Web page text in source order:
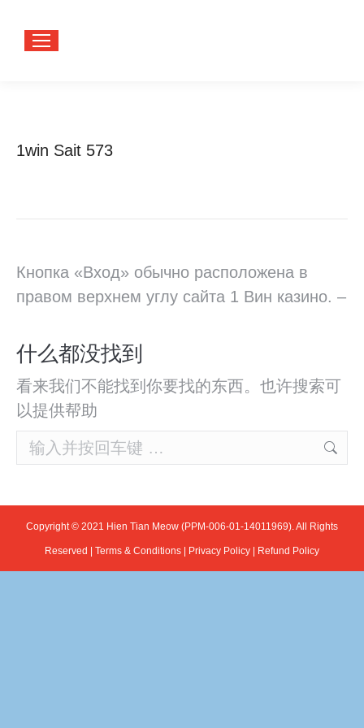
1win Sait 573
Кнопка «Вход» обычно расположена в
правом верхнем углу сайта 1 Вин казино. –
什么都没找到
看来我们不能找到你要找的东西。也许搜索可
以提供帮助
Search:
Copyright © 2021 Hien Tian Meow (PPM-006-01-14011969). All Rights
Reserved | Terms & Conditions Privacy Policy Refund Policy